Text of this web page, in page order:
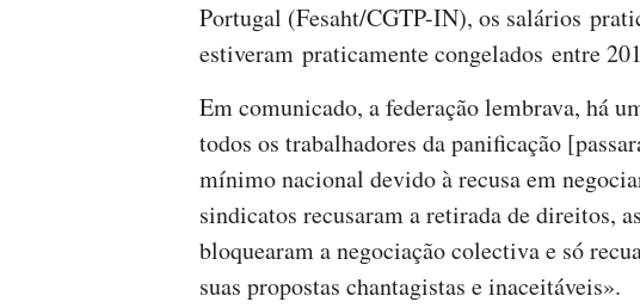
Portugal (Fesaht/CGTP-IN), os salários
estiveram praticamente congelados entre
Em comunicado, a federação lembrava, há
todos os trabalhadores da panificação
mínimo nacional devido à recusa em
sindicatos recusaram a retirada de direitos,
bloquearam a negociação colectiva e só
suas propostas chantagistas e inaceitáveis».